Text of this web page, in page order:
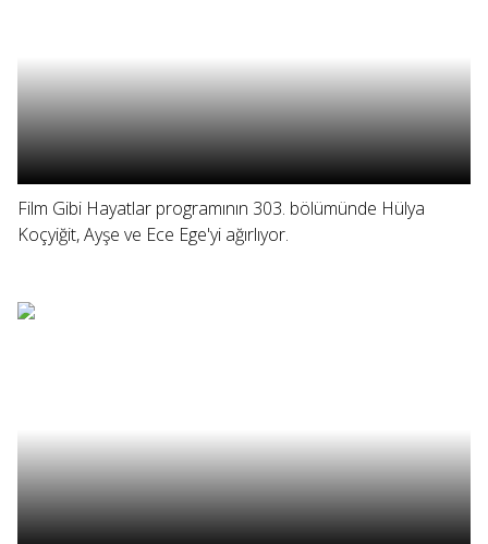
Film Gibi Hayatlar programının 303. bölümünde Hülya
Koçyiğit, Ayşe ve Ece Ege'yi ağırlıyor.